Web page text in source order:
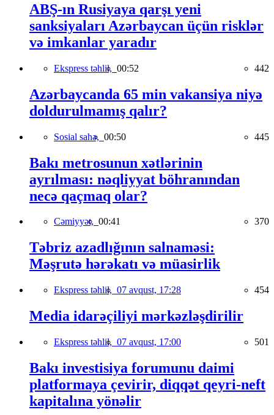
ABŞ-ın Rusiyaya qarşı yeni
sanksiyaları Azərbaycan üçün risklər
və imkanlar yaradır
Ekspress təhlil, 00:52 442
Azərbaycanda 65 min vakansiya niyə
doldurulmamış qalır?
Sosial sahə, 00:50 445
Bakı metrosunun xətlərinin
ayrılması: nəqliyyat böhranından
necə qaçmaq olar?
Cəmiyyət, 00:41 370
Təbriz azadlığının salnaməsi:
Məşrutə hərəkatı və müasirlik
Ekspress təhlil, 07 avqust, 17:28 454
Media idarəçiliyi mərkəzləşdirilir
Ekspress təhlil, 07 avqust, 17:00 501
Bakı investisiya forumunu daimi
platformaya çevirir, diqqət qeyri-neft
kapitalına yönəlir